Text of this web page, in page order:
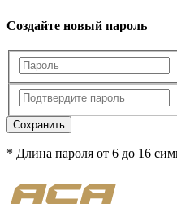
Создайте новый пароль
Сохранить
* Длина пароля от 6 до 16